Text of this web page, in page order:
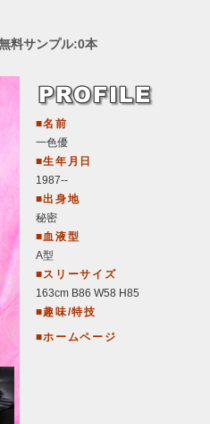
サンプル:0本
■名前
一色優
■生年月日
1987--
■出身地
秘密
■血液型
A型
■スリーサイズ
163cm B86 W58 H85
■趣味/特技
■ホームページ